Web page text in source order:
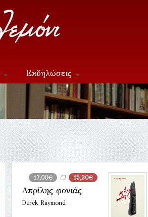
Εκδηλώσεις
17,00€ 15,30€
Απρίλης φονιάς
Derek Raymond